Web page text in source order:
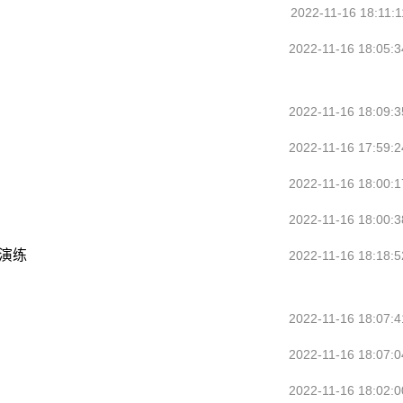
2022-11-16
2022-11-16
2022-11-16
2022-11-16
2022-11-16
2022-11-16
练 2022-11-16
2022-11-16
2022-11-16
2022-11-16